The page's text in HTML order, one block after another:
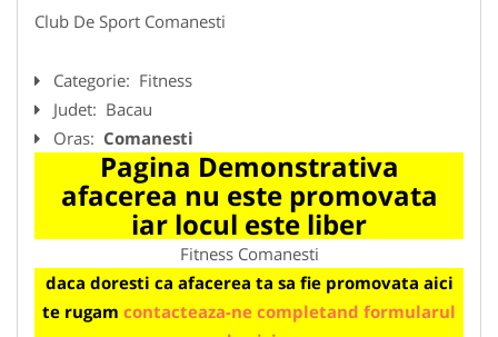
Club De Sport Comanesti
Categorie: Fitness
Judet: Bacau
Oras: Comanesti
Pagina Demonstrativa
afacerea nu este promovata
iar locul este liber
Fitness Comanesti
daca doresti ca afacerea ta sa fie promovata aici
te rugam contacteaza-ne completand formularul